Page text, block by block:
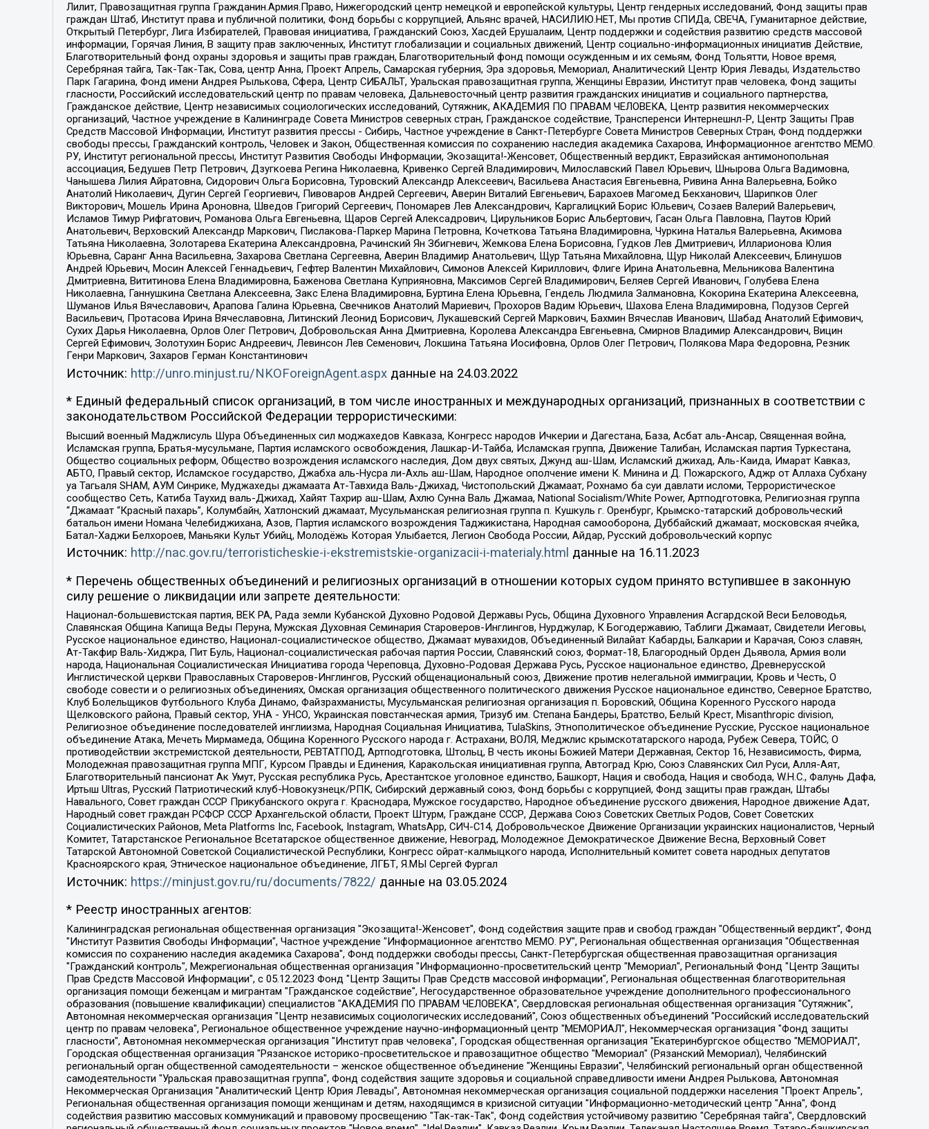
Лилит, Правозащитная группа Гражданин.Армия.Право, Нижегородский центр немецкой и европейской культуры, Центр гендерных исследований, Фонд защиты прав
граждан Штаб, Институт права и публичной политики, Фонд борьбы с коррупцией, Альянс врачей, НАСИЛИЮ.НЕТ, Мы против СПИДа, СВЕЧА, Гуманитарное действие,
Открытый Петербург, Лига Избирателей, Правовая инициатива, Гражданский Союз, Хасдей Ерушалаим, Центр поддержки и содействия развитию средств массовой
информации, Горячая Линия, В защиту прав заключенных, Институт глобализации и социальных движений, Центр социально-информационных инициатив Действие,
Благотворительный фонд охраны здоровья и защиты прав граждан, Благотворительный фонд помощи осужденным и их семьям, Фонд Тольятти, Новое время,
Серебряная тайга, Так-Так-Так, Сова, центр Анна, Проект Апрель, Самарская губерния, Эра здоровья, Мемориал, Аналитический Центр Юрия Левады, Издательство
Парк Гагарина, Фонд имени Андрея Рылькова, Сфера, Центр СИБАЛЬТ, Уральская правозащитная группа, Женщины Евразии, Институт прав человека, Фонд защиты
гласности, Российский исследовательский центр по правам человека, Дальневосточный центр развития гражданских инициатив и социального партнерства,
Гражданское действие, Центр независимых социологических исследований, Сутяжник, АКАДЕМИЯ ПО ПРАВАМ ЧЕЛОВЕКА, Центр развития некоммерческих
организаций, Частное учреждение в Калининграде Совета Министров северных стран, Гражданское содействие, Трансперенси Интернешнл-Р, Центр Защиты Прав
Средств Массовой Информации, Институт развития прессы - Сибирь, Частное учреждение в Санкт-Петербурге Совета Министров Северных Стран, Фонд поддержки
свободы прессы, Гражданский контроль, Человек и Закон, Общественная комиссия по сохранению наследия академика Сахарова, Информационное агентство МЕМО.
РУ, Институт региональной прессы, Институт Развития Свободы Информации, Экозащита!-Женсовет, Общественный вердикт, Евразийская антимонопольная
ассоциация, Бедушев Петр Петрович, Дзугкоева Регина Николаевна, Кривенко Сергей Владимирович, Милославский Павел Юрьевич, Шнырова Ольга Вадимовна,
Чанышева Лилия Айратовна, Сидорович Ольга Борисовна, Туровский Александр Алексеевич, Васильева Анастасия Евгеньевна, Ривина Анна Валерьевна, Бойко
Анатолий Николаевич, Дугин Сергей Георгиевич, Пивоваров Андрей Сергеевич, Аверин Виталий Евгеньевич, Барахоев Магомед Бекханович, Шарипков Олег
Викторович, Мошель Ирина Ароновна, Шведов Григорий Сергеевич, Пономарев Лев Александрович, Каргалицкий Борис Юльевич, Созаев Валерий Валерьевич,
Исламов Тимур Рифгатович, Романова Ольга Евгеньевна, Щаров Сергей Алексадрович, Цирульников Борис Альбертович, Гасан Ольга Павловна, Паутов Юрий
Анатольевич, Верховский Александр Маркович, Пислакова-Паркер Марина Петровна, Кочеткова Татьяна Владимировна, Чуркина Наталья Валерьевна, Акимова
Татьяна Николаевна, Золотарева Екатерина Александровна, Рачинский Ян Збигневич, Жемкова Елена Борисовна, Гудков Лев Дмитриевич, Илларионова Юлия
Юрьевна, Саранг Анна Васильевна, Захарова Светлана Сергеевна, Аверин Владимир Анатольевич, Щур Татьяна Михайловна, Щур Николай Алексеевич, Блинушов
Андрей Юрьевич, Мосин Алексей Геннадьевич, Гефтер Валентин Михайлович, Симонов Алексей Кириллович, Флиге Ирина Анатольевна, Мельникова Валентина
Дмитриевна, Вититинова Елена Владимировна, Баженова Светлана Куприяновна, Максимов Сергей Владимирович, Беляев Сергей Иванович, Голубева Елена
Николаевна, Ганнушкина Светлана Алексеевна, Закс Елена Владимировна, Буртина Елена Юрьевна, Гендель Людмила Залмановна, Кокорина Екатерина Алексеевна,
Шуманов Илья Вячеславович, Арапова Галина Юрьевна, Свечников Анатолий Мариевич, Прохоров Вадим Юрьевич, Шахова Елена Владимировна, Подузов Сергей
Васильевич, Протасова Ирина Вячеславовна, Литинский Леонид Борисович, Лукашевский Сергей Маркович, Бахмин Вячеслав Иванович, Шабад Анатолий Ефимович,
Сухих Дарья Николаевна, Орлов Олег Петрович, Добровольская Анна Дмитриевна, Королева Александра Евгеньевна, Смирнов Владимир Александрович, Вицин
Сергей Ефимович, Золотухин Борис Андреевич, Левинсон Лев Семенович, Локшина Татьяна Иосифовна, Орлов Олег Петрович, Полякова Мара Федоровна, Резник
Генри Маркович, Захаров Герман Константинович
Источник: http://unro.minjust.ru/NKOForeignAgent.aspxданные на 24.03.2022
* Единый федеральный список организаций, в том числе иностранных и международных организаций, признанных в соответствии с
законодательством Российской Федерации террористическими:
Высший военный Маджлисуль Шура Объединенных сил моджахедов Кавказа, Конгресс народов Ичкерии и Дагестана, База, Асбат аль-Ансар, Священная война,
Исламская группа, Братья-мусульмане, Партия исламского освобождения, Лашкар-И-Тайба, Исламская группа, Движение Талибан, Исламская партия Туркестана,
Общество социальных реформ, Общество возрождения исламского наследия, Дом двух святых, Джунд аш-Шам, Исламский джихад, Аль-Каида, Имарат Кавказ,
АБТО, Правый сектор, Исламское государство, Джабха аль-Нусра ли-Ахль аш-Шам, Народное ополчение имени К. Минина и Д. Пожарского, Аджр от Аллаха Субхану
уа Тагьаля SHAM, АУМ Синрике, Муджахеды джамаата Ат-Тавхида Валь-Джихад, Чистопольский Джамаат, Рохнамо ба суи давлати исломи, Террористическое
сообщество Сеть, Катиба Таухид валь-Джихад, Хайят Тахрир аш-Шам, Ахлю Сунна Валь Джамаа, National Socialism/White Power, Артподготовка, Религиозная группа
“Джамаат “Красный пахарь”, Колумбайн, Хатлонский джамаат, Мусульманская религиозная группа п. Кушкуль г. Оренбург, Крымско-татарский добровольческий
батальон имени Номана Челебиджихана, Азов, Партия исламского возрождения Таджикистана, Народная самооборона, Дуббайский джамаат, московская ячейка,
Батал-Хаджи Белхороев, Маньяки Культ Убийц, Молодёжь Которая Улыбается, Легион Свобода России, Айдар, Русский добровольческий корпус
Источник: http://nac.gov.ru/terroristicheskie-i-ekstremistskie-organizacii-i-materialy.html данные на 16.11.2023
* Перечень общественных объединений и религиозных организаций в отношении которых судом принято вступившее в законную
силу решение о ликвидации или запрете деятельности:
Национал-большевистская партия, ВЕК РА, Рада земли Кубанской Духовно Родовой Державы Русь, Община Духовного Управления Асгардской Веси Беловодья,
Славянская Община Капища Веды Перуна, Мужская Духовная Семинария Староверов-Инглингов, Нурджулар, К Богодержавию, Таблиги Джамаат, Свидетели Иеговы,
Русское национальное единство, Национал-социалистическое общество, Джамаат мувахидов, Объединенный Вилайат Кабарды, Балкарии и Карачая, Союз славян,
Ат-Такфир Валь-Хиджра, Пит Буль, Национал-социалистическая рабочая партия России, Славянский союз, Формат-18, Благородный Орден Дьявола, Армия воли
народа, Национальная Социалистическая Инициатива города Череповца, Духовно-Родовая Держава Русь, Русское национальное единство, Древнерусской
Инглистической церкви Православных Староверов-Инглингов, Русский общенациональный союз, Движение против нелегальной иммиграции, Кровь и Честь, О
свободе совести и о религиозных объединениях, Омская организация общественного политического движения Русское национальное единство, Северное Братство,
Клуб Болельщиков Футбольного Клуба Динамо, Файзрахманисты, Мусульманская религиозная организация п. Боровский, Община Коренного Русского народа
Щелковского района, Правый сектор, УНА - УНСО, Украинская повстанческая армия, Тризуб им. Степана Бандеры, Братство, Белый Крест, Misanthropic division,
Религиозное объединение последователей инглиизма, Народная Социальная Инициатива, TulaSkins, Этнополитическое объединение Русские, Русское национальное
объединение Атака, Мечеть Мирмамеда, Община Коренного Русского народа г. Астрахани, ВОЛЯ, Меджлис крымскотатарского народа, Рубеж Севера, ТОЙС, О
противодействии экстремистской деятельности, РЕВТАТПОД, Артподготовка, Штольц, В честь иконы Божией Матери Державная, Сектор 16, Независимость, Фирма,
Молодежная правозащитная группа МПГ, Курсом Правды и Единения, Каракольская инициативная группа, Автоград Крю, Союз Славянских Сил Руси, Алля-Аят,
Благотворительный пансионат Ак Умут, Русская республика Русь, Арестантское уголовное единство, Башкорт, Нация и свобода, Нация и свобода, W.H.С., Фалунь Дафа,
Иртыш Ultras, Русский Патриотический клуб-Новокузнецк/РПК, Сибирский державный союз, Фонд борьбы с коррупцией, Фонд защиты прав граждан, Штабы
Навального, Совет граждан СССР Прикубанского округа г. Краснодара, Мужское государство, Народное объединение русского движения, Народное движение Адат,
Народный совет граждан РСФСР СССР Архангельской области, Проект Штурм, Граждане СССР, Держава Союз Советских Светлых Родов, Совет Советских
Социалистических Районов, Meta Platforms Inc, Facebook, Instagram, WhatsApp, СИЧ-С14, Добровольческое Движение Организации украинских националистов, Черный
Комитет, Татарстанское Региональное Всетатарское общественное движение, Невоград, Молодежное Демократическое Движение Весна, Верховный Совет
Татарской Автономной Советской Социалистической Республики, Конгресс ойрат-калмыцкого народа, Исполнительный комитет совета народных депутатов
Красноярского края, Этническое национальное объединение, ЛГБТ, Я.МЫ Сергей Фургал
Источник: https://minjust.gov.ru/ru/documents/7822/ данные на 03.05.2024
* Реестр иностранных агентов:
Калининградская региональная общественная организация "Экозащита!-Женсовет", Фонд содействия защите прав и свобод граждан "Общественный вердикт", Фонд "Институт Развития Свободы Информации", Частное учреждение "Информационное агентство МЕМО. РУ", Региональная общественная организация "Общественная комиссия по сохранению наследия академика Сахарова", Фонд поддержки свободы прессы, Санкт-Петербургская общественная правозащитная организация "Гражданский контроль", Межрегиональная общественная организация "Информационно-просветительский центр "Мемориал", Региональный Фонд "Центр Защиты Прав Средств Массовой Информации", с 05.12.2023 Фонд "Центр Защиты Прав Средств массовой информации", Региональная общественная благотворительная организация помощи беженцам и мигрантам "Гражданское содействие", Негосударственное образовательное учреждение дополнительного профессионального образования (повышение квалификации) специалистов "АКАДЕМИЯ ПО ПРАВАМ ЧЕЛОВЕКА", Свердловская региональная общественная организация "Сутяжник", Автономная некоммерческая организация "Центр независимых социологических исследований", Союз общественных объединений "Российский исследовательский центр по правам человека", Региональное общественное учреждение научно-информационный центр "МЕМОРИАЛ", Некоммерческая организация "Фонд защиты гласности", Автономная некоммерческая организация "Институт прав человека", Городская общественная организация "Екатеринбургское общество "МЕМОРИАЛ", Городская общественная организация "Рязанское историко-просветительское и правозащитное общество "Мемориал" (Рязанский Мемориал), Челябинский региональный орган общественной самодеятельности – женское общественное объединение "Женщины Евразии", Челябинский региональный орган общественной самодеятельности "Уральская правозащитная группа", Фонд содействия защите здоровья и социальной справедливости имени Андрея Рылькова, Автономная Некоммерческая Организация "Аналитический Центр Юрия Левады", Автономная некоммерческая организация социальной поддержки населения "Проект Апрель", Региональная общественная организация помощи женщинам и детям, находящимся в кризисной ситуации "Информационно-методический центр "Анна", Фонд содействия развитию массовых коммуникаций и правовому просвещению "Так-так-Так", Фонд содействия устойчивому развитию "Серебряная тайга", Свердловский региональный общественный фонд социальных проектов "Новое время", "Idel.Реалии", Кавказ.Реалии, Крым.Реалии, Телеканал Настоящее Время, Татаро-башкирская служба Радио Свобода (Azatliq Radiosi), Радио Свободная Европа/Радио Свобода (PCE/PC), "Сибирь.Реалии", "Фактограф", Благотворительный фонд помощи осужденным и их семьям, Автономная некоммерческая организация "Институт глобализации и социальных движений", Фонд "В защиту прав заключенных", Частное учреждение "Центр поддержки и содействия развитию средств массовой информации", Пензенский региональный общественный благотворительный фонд "Гражданский союз", "Север.Реалии", Некоммерческая организация Фонд "Правовая инициатива", Общество с ограниченной ответственностью "Радио Свободная Европа/Радио Свобода", Чешское информационное агентство "MEDIUM-ORIENT", Красноярская региональная общественная организация "Мы против СПИДа", Камалягин Денис Николаевич, Маркелов Сергей Евгеньевич, Пономарев Лев Александрович, Савицкая Людмила Алексеевна, Автономная некоммерческая организация "Центр по работе с проблемой насилия "НАСИЛИЮ.НЕТ", Межрегиональный профессиональный союз работников здравоохранения "Альянс врачей", Юридическое лицо, зарегистрированное в Латвийской Республике, SIA "Medusa Project" (регистрационный номер 40103797863, дата регистрации 10.06.2014), Некоммерческая организация "Фонд по борьбе с коррупцией", Автономная некоммерческая организация "Институт права и публичной политики", Баданин Роман Сергеевич, Гликин Максим Александрович, Железнова Мария Михайловна, Лукьянова Юлия Сергеевна, Маетная Елизавета Витальевна, Маняхин Петр Борисович, Чуракова Ольга Владимировна, Ярош Юлия Петровна, Юридическое лицо "The Insider SIA", зарегистрированное в Риге, Латвийская Республика (дата регистрации 26.06.2015), являющееся администратором доменного имени интернет-издания "The Insider SIA", https://theins.ru, Постернак Алексей Евгеньевич, Рубин Михаил Аркадьевич, Анин Роман Александрович, Юридическое лицо Istories fonds, зарегистрированное в Латвийской Республике (регистрационный номер 50008295751, дата регистрации 24.02.2020), Великовский Дмитрий Александрович, Долинина Ирина Николаевна, Мароховская Алеся Алексеевна, Шлейнов Роман Юрьевич, Шмагун Олеся Валентиновна, Общество с ограниченной ответственностью "Альтаир 2021", Общество с ограниченной ответственностью "Вега 2021", Общество с ограниченной ответственностью "Главный редактор 2021", Общество с ограниченной ответственностью "Ромашки монолит", Важенков Артем Валерьевич, Ивановская областная общественная организация "Центр гендерных исследований", Гурман Юрий Альбертович, Медиапроект "ОВД-Инфо", Егоров Владимир Владимирович, Жилинский Владимир Александрович, Общество с ограниченной ответственностью "ЗП", Иванова София Юрьевна, Карезина Инна Павловна, Кильтау Екатерина Викторовна, Петров Алексей Викторович, Пискунов Сергей Евгеньевич, Смирнов Сергей Сергеевич, Тихонов Михаил Сергеевич, Общество с ограниченной ответственностью "ЖУРНАЛИСТ-ИНОСТРАННЫЙ АГЕНТ", Арапова Галина Юрьевна, Вольтская Татьяна Анатольевна, Американская компания "Mason G.E.S. Anonymous Foundation" (США), являющаяся владельцем интернет-издания https://mnews.world/, Компания "Stichting Bellingcat", зарегистрированная в Нидерландах (дата регистрации 11.07.2018), Захаров Андрей Вячеславович, Клепиковская Екатерина Дмитриевна, Общество с ограниченной ответственностью "МЕМО", Перл Роман Александрович, Симонов Евгений Алексеевич, Соловьева Елена Анатольевна, Сотников Даниил Владимирович, Сурначева Елизавета Дмитриевна, Автономная некоммерческая организация по защите прав человека и информированию населения "Якутия – Наше Мнение", Общество с ограниченной ответственностью "Москоу диджитал медиа", с 26.01.2023 Общество с ограниченной ответственностью "Чайка Белые сады", Ветошкина Валерия Валерьевна, Заговора Максим Александрович, Межрегиональное общественное движение "Российская ЛГБТ - сеть", Оленичев Максим Владимирович, Павлов Иван Юрьевич, Скворцова Елена Сергеевна, Общество с ограниченной ответственностью "Как бы инагент", Кочетков Игорь Викторович, Общество с ограниченной ответственностью "Честные выборы", Еланчик Олег Александрович, Общество с ограниченной ответственностью "Нобелевский призыв", Гималова Регина Эмилевна, Григорьев Андрей Валерьевич, Григорьева Алина Александровна, Ассоциация по содействию защите прав призывников, альтернативнослужащих и военнослужащих "Правозащитная группа "Гражданин.Армия.Право", Хисамова Регина Фаритовна, Автономная некоммерческая организация по реализации социально-правовых программ "Лилит", Дальневосточное общественное движение "Маяк", Санкт-Петербургская ЛГБТ-инициативная группа "Выход", Инициативная группа ЛГБТ+ "Реверс", Алексеев Андрей Викторович, Бекбулатова Таисия Львовна, Беляев Иван Михайлович, Владыкина Елена Сергеевна, Гельман Марат Александрович, Никульшина Вероника Юрьевна, Толоконникова Надежда Андреевна, Шендерович Виктор Анатольевич, Общество с ограниченной ответственностью "Данное сообщение", Общество с ограниченной ответственностью Издательский дом "Новая глава", Айнбиндер Александра Александровна, Московский комьюнити-центр для ЛГБТ+инициатив, Благотворительный фонд развития филантропии, Deutsche Welle (Германия, Kurt-Schumacher-Strasse 3, 53113 Bonn), Борзунова Мария Михайловна, Воробьев Виктор Викторович, Голубева Анна Львовна, Константинова Алла Михайловна, Малкова Ирина Владимировна, Мурадов Мурад Абдулгалимович, Осетинская Елизавета Николаевна, Понасенков Евгений Николаевич, Ганапольский Матвей Юрьевич, Киселев Евгений Алексеевич, Борухович Ирина Григорьевна, Дремин Иван Тимофеевич, Дубровский Дмитрий Викторович, Красноярская региональная общественная организация поддержки и развития альтернативных образовательных технологий и межкультурных коммуникаций "ИНТЕРРА", Маяковская Екатерина Алексеевна, Фейгин Марк Захарович, Филимонов Андрей Викторович, Дзугкоева Регина Николаевна, Доброхотов Роман Александрович, Дудь Юрий Александрович, Елкин Сергей Владимирович, Кругликов Кирилл Игоревич, Сабунаева Мария Леонидовна, Семенов Алексей Владимирович, Шаинян Карен Багратович, Шульман Екатерина Михайловна, Асафьев Артур Валерьевич, Вахштайн Виктор Семенович, Венедиктов Алексей Алексеевич, Лушникова Екатерина Евгеньевна, Волков Леонид Михайлович, Невзоров Александр Глебович, Пархоменко Сергей Борисович, Сироткин Ярослав Николаевич, Кара-Мурза Владимир Владимирович, Баранова Наталья Владимировна, Гозман Леонид Яковлевич, Кагарлицкий Борис Юльевич, Климарев Михаил Валерьевич, Милов Владимир Станиславович, Автономная некоммерческая организация Краснодарский центр современного искусства "Типография", Моргенштерн Алишер Тагирович, Соболь Любовь Эдуардовна, Общество с ограниченной ответственностью "ЛИЗА НОРМ", Каспаров Гарри Кимович, Ходорковский Михаил Борисович, Общество с ограниченной ответственностью "Апрельские тезисы", Данилович Ирина Брониславовна, Кашин Олег Владимирович, Петров Николай Владимирович, Пивоваров Алексей Владимирович, Соколов Михаил Владимирович, Цветкова Юлия Владимировна, Чичваркин Евгений Александрович, Комитет против пыток/Команда против пыток, Общество с ограниченной ответственностью "Первый научный", Общество с ограниченной ответственностью "Вертолет и ко", Белоцерковская Вероника Борисовна, Кац Максим Евгеньевич, Лазарева Татьяна Юрьевна, Шаведдинов Руслан Табризович, Яшин Илья Валерьевич, Общество с ограниченной ответственностью "Иноагент ААВ", Алешковский Дмитрий Петрович, Альбац Евгения Марковна, Быков Дмитрий Львович, Галямина Юлия Евгеньевна, Лойко Сергей Леонидович, Мартынов Кирилл Константинович, Медведев Сергей Александрович, Крашенинников Федор Геннадиевич, Гордеева Катерина Вл